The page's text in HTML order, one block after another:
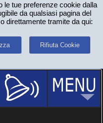
le tue preferenze cookie dalla
da qualsiasi pagina del
direttamente tramite da qui:
Rifiuta Cookie